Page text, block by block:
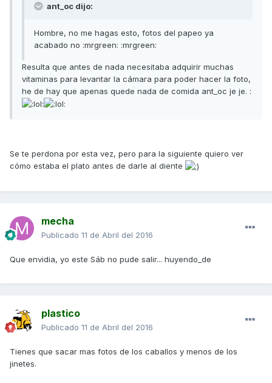
ant_oc dijo:
Hombre, no me hagas esto, fotos del papeo ya
acabado no :mrgreen: :mrgreen:
Resulta que antes de nada necesitaba adquirir muchas
vitaminas para levantar la cámara para poder hacer la foto,
he de hay que apenas quede nada de comida ant_oc je je. :
Se te perdona por esta vez, pero para la siguiente quiero ver
cómo estaba el plato antes de darle al diente
mecha
Publicado 11 de Abril del 2016
Que envidia, yo este Sáb no pude salir... huyendo_de
plastico
Publicado 11 de Abril del 2016
Tienes que sacar mas fotos de los caballos y menos de los
jinetes.